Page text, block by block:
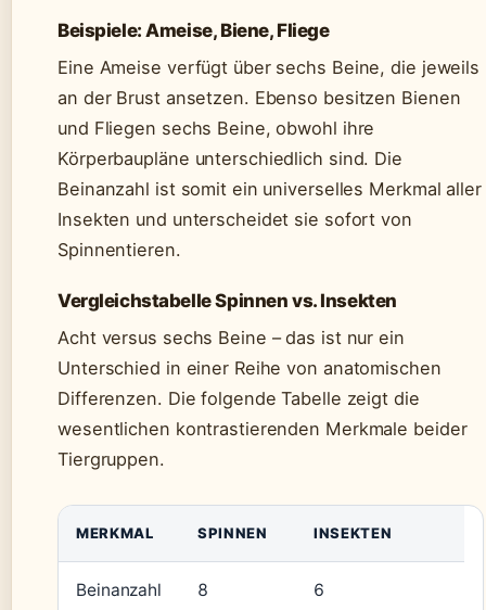
Beispiele: Ameise, Biene, Fliege
Eine Ameise verfügt über sechs Beine, die jeweils
an der Brust ansetzen. Ebenso besitzen Bienen
und Fliegen sechs Beine, obwohl ihre
Körperbaupläne unterschiedlich sind. Die
Beinanzahl ist somit ein universelles Merkmal aller
Insekten und unterscheidet sie sofort von
Spinnentieren.
Vergleichstabelle Spinnen vs. Insekten
Acht versus sechs Beine – das ist nur ein
Unterschied in einer Reihe von anatomischen
Differenzen. Die folgende Tabelle zeigt die
wesentlichen kontrastierenden Merkmale beider
Tiergruppen.
MERKMAL SPINNEN INSEKTEN
Beinanzahl 8 6